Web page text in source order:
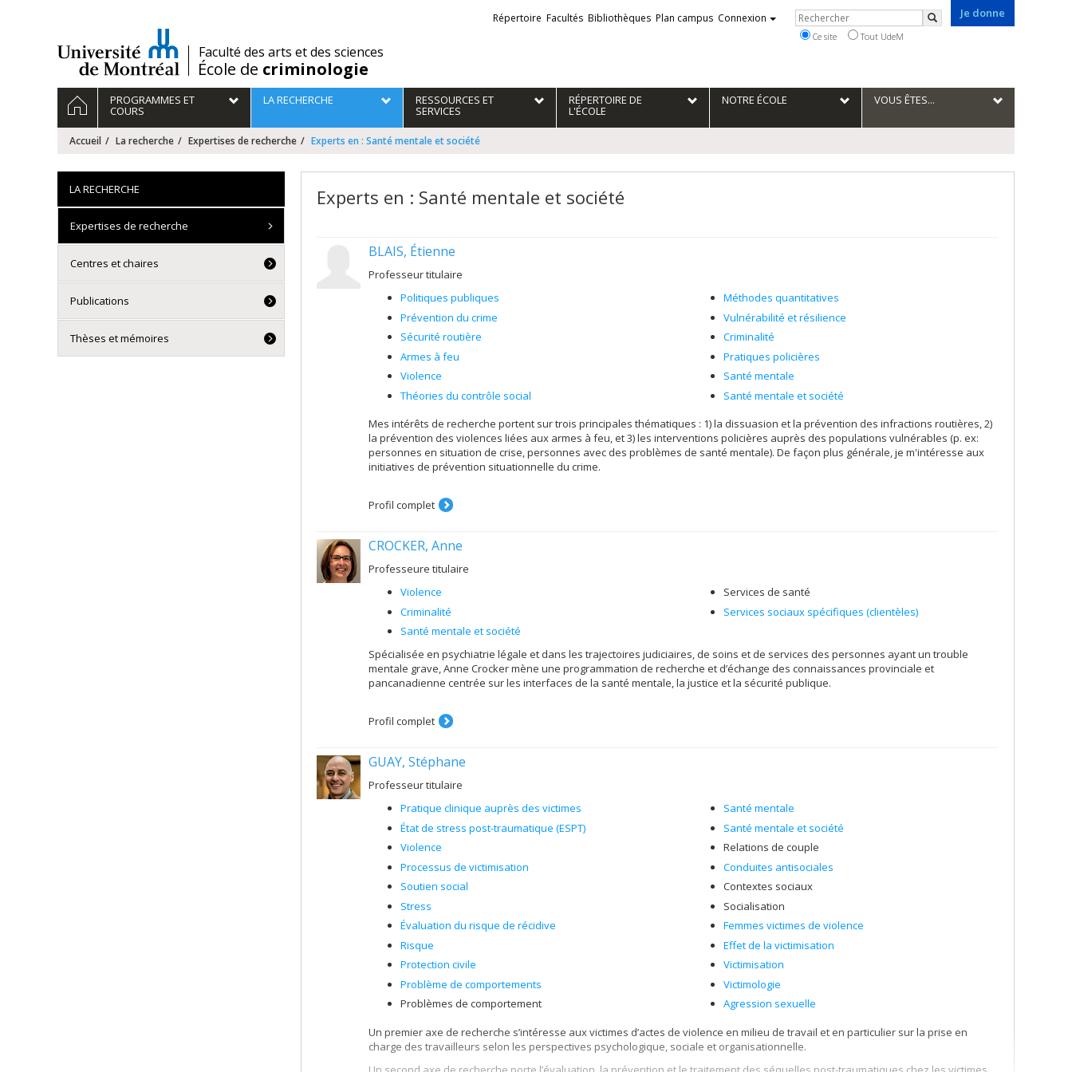
/Faculté des arts et des sciences
École de criminologie
Je donne
Liens
externes
Répertoire Facultés Bibliothèques Plan campus Connexion Rechercher
Rechercher
Ce site Tout UdeM
Navigation
principale
ACCUEILPROGRAMMES ET
COURS
LA RECHERCHE RESSOURCES ET
SERVICES
RÉPERTOIRE DE
L'ÉCOLE
NOTRE ÉCOLE VOUS ÊTES...
Accueil La recherche Expertises de recherche Experts en : Santé mentale et société
Experts en : Santé mentale et société
BLAIS, Étienne
Professeur titulaire
Politiques publiques
Prévention du crime
Sécurité routière
Armes à feu
Violence
Théories du contrôle social
Méthodes quantitatives
Vulnérabilité et résilience
Criminalité
Pratiques policières
Santé mentale
Santé mentale et société
Mes intérêts de recherche portent sur trois principales thématiques : 1) la dissuasion et la prévention des infractions routières, 2)
la prévention des violences liées aux armes à feu, et 3) les interventions policières auprès des populations vulnérables (p. ex:
personnes en situation de crise, personnes avec des problèmes de santé mentale). De façon plus générale, je m'intéresse aux
initiatives de prévention situationnelle du crime.
Profil complet
CROCKER, Anne
Professeure titulaire
Violence
Criminalité
Santé mentale et société
Services de santé
Services sociaux spécifiques (clientèles)
Spécialisée en psychiatrie légale et dans les trajectoires judiciaires, de soins et de services des personnes ayant un trouble
mentale grave, Anne Crocker mène une programmation de recherche et d’échange des connaissances provinciale et
pancanadienne centrée sur les interfaces de la santé mentale, la justice et la sécurité publique.
Profil complet
GUAY, Stéphane
Professeur titulaire
Pratique clinique auprès des victimes
État de stress post-traumatique (ESPT)
Violence
Processus de victimisation
Soutien social
Stress
Évaluation du risque de récidive
Risque
Protection civile
Problème de comportements
Problèmes de comportement
Santé mentale
Santé mentale et société
Relations de couple
Conduites antisociales
Contextes sociaux
Socialisation
Femmes victimes de violence
Effet de la victimisation
Victimisation
Victimologie
Agression sexuelle
Un premier axe de recherche s’intéresse aux victimes d’actes de violence en milieu de travail et en particulier sur la prise en
charge des travailleurs selon les perspectives psychologique, sociale et organisationnelle.
LA RECHERCHE
Expertises de recherche
Centres et chaires
Publications
Thèses et mémoires